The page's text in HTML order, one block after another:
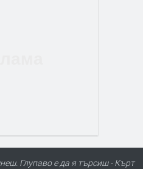
Глупаво е да я търсиш - Кърт